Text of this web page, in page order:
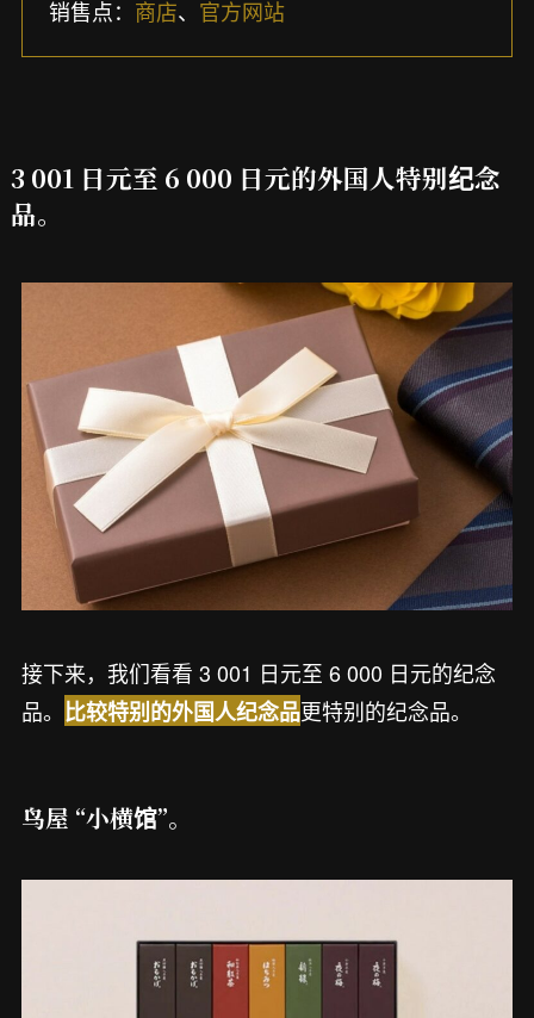
销售点： 商店、 官方网站
3 001 日元至 6 000 日元的外国人特别纪念
品。
接下来，我们看看 3 001 日元至 6 000 日元的纪念
品。 比较特别的外国人纪念品更特别的纪念品。
鸟屋 “小横馆”。